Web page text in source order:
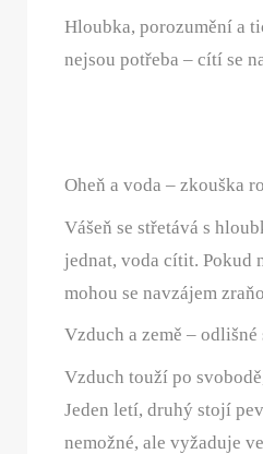
Hloubka, porozumění a
nejsou potřeba – cítí se
Oheň a voda – zkouška
Vášeň se střetává s
jednat, voda cítit. Pokud
mohou se navzájem
Vzduch a země – odlišné
Vzduch touží po
Jeden letí, druhý stojí
nemožné, ale vyžaduje